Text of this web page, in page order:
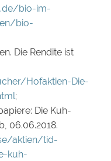
bio-im-
bio-
Die Rendite ist
Hofaktien-Die-
;
Die Kuh-
06.06.2018.
aktien/tid-
kuh-